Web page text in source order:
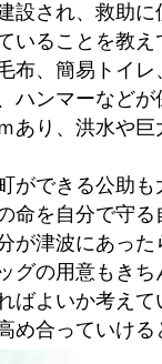
設され、救助
いることを教
、簡易トイ
ハンマーなど
あり、洪水や
できる公助
命を自分で守
が津波にあっ
グの用意もき
ばよいか考え
め合っていけ